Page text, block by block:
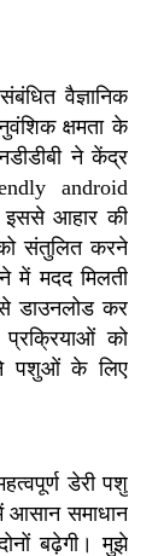
वैज्ञानिक
क्षमता के
ने केंद्र
android
इससे आहार की
संतुलित करने
में मदद मिलती
डाउनलोड कर
को
पशुओं के लिए
डेरी पशु
आसान समाधान
बढ़ेगी। मुझे